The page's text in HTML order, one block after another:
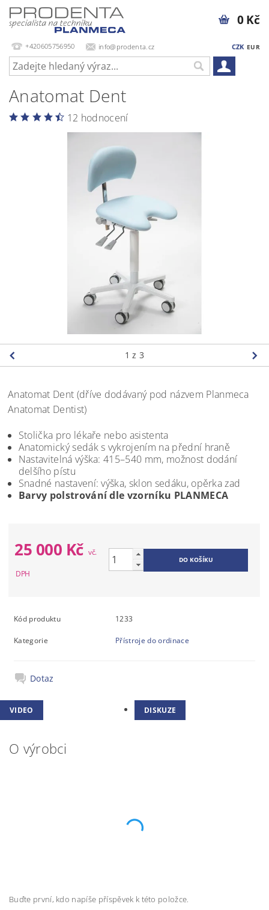
+420605756950 info@prodenta.cz CZK EUR
0 Kč
Anatomat Dent
12 hodnocení
1 z 3
Anatomat Dent (dříve dodávaný pod názvem Planmeca
Anatomat Dentist)
Stolička pro lékaře nebo asistenta
Anatomický sedák s vykrojením na přední hraně
Nastavitelná výška: 415–540 mm, možnost dodání
delšího pístu
Snadné nastavení: výška, sklon sedáku, opěrka zad
Barvy polstrování dle vzorníku PLANMECA
25 000 Kč
Kód produktu 1233
Kategorie Přístroje do ordinace
Dotaz
VIDEO DISKUZE
O výrobci
Buďte první, kdo napíše příspěvek k této položce.